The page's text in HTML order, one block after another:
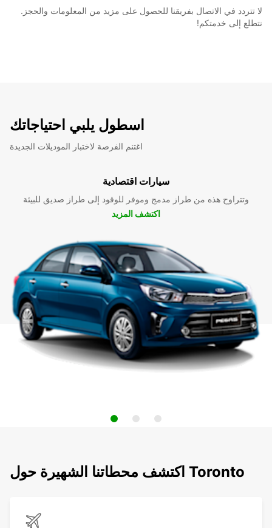
لا تتردد في الاتصال بفريقنا للحصول على مزيد من المعلومات والحجز.
نتطلع إلى خدمتكم!
اسطول يلبي احتياجاتك
اغتنم الفرصة لاختبار الموديلات الجديدة
سيارات اقتصادية
وتتراوح هذه من طراز مدمج وموفر للوقود إلى طراز صديق للبيئة
اكتشف المزيد
اكتشف محطاتنا الشهيرة حول Toronto